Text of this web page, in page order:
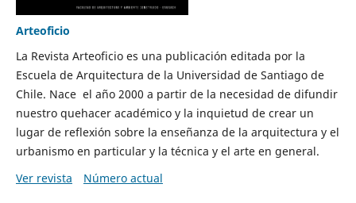
Arteoficio
La Revista Arteoficio es una publicación editada por la
Escuela de Arquitectura de la Universidad de Santiago de
Chile. Nace el año 2000 a partir de la necesidad de difundir
nuestro quehacer académico y la inquietud de crear un
lugar de reflexión sobre la enseñanza de la arquitectura y el
urbanismo en particular y la técnica y el arte en general.
Ver revista
Número actual